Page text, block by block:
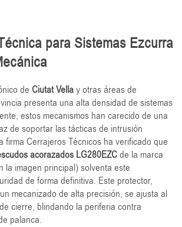
para Sistemas Ezcurra
de Ciutat Vellay otras áreas de
presenta una alta densidad de sistemas
estos mecanismos han carecido de una
de soportar las tácticas de intrusión
firma Cerrajeros Técnicos ha verificado que
acorazados LG280EZCde la marca
la imagen principal) solventa este
de forma definitiva. Este protector,
mecanizado de alta precisión, se ajusta al
cierre, blindando la periferia contra
palanca.